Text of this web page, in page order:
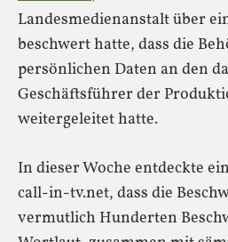
Landesmedienanstalt über
beschwert hatte, dass die
persönlichen Daten an den
Geschäftsführer der
weitergeleitet hatte.
In dieser Woche entdeckte
call-in-tv.net, dass die
vermutlich Hunderten